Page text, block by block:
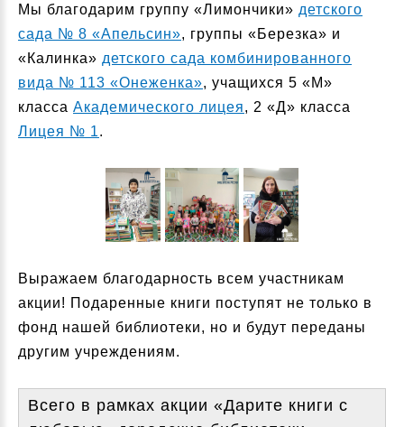
Мы благодарим группу «Лимончики» детского
сада № 8 «Апельсин», группы «Березка» и
«Калинка» детского сада комбинированного
вида № 113 «Онеженка», учащихся 5 «М»
класса Академического лицея, 2 «Д» класса
Лицея № 1.
Выражаем благодарность всем участникам
акции! Подаренные книги поступят не только в
фонд нашей библиотеки, но и будут переданы
другим учреждениям.
Всего в рамках акции «Дарите книги с